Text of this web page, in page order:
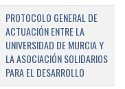
PROTOCOLO GENERAL DE
ACTUACIÓN ENTRE LA
UNIVERSIDAD DE MURCIA Y
LA ASOCIACIÓN SOLIDARIOS
PARA EL DESARROLLO